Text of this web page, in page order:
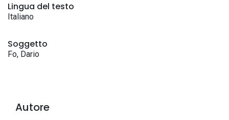
Lingua del testo
Italiano
Soggetto
Fo, Dario
Autore